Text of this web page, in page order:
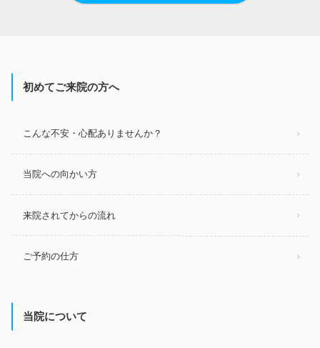
初めてご来院の方へ
こんな不安・心配ありませんか？
当院への向かい方
来院されてからの流れ
ご予約の仕方
当院について